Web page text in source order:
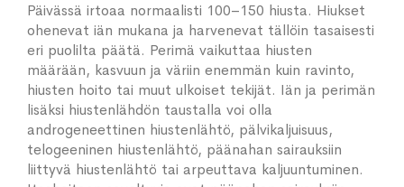
Päivässä irtoaa normaalisti 100–150 hiusta. Hiukset
ohenevat iän mukana ja harvenevat tällöin tasaisesti
eri puolilta päätä. Perimä vaikuttaa hiusten
määrään, kasvuun ja väriin enemmän kuin ravinto,
hiusten hoito tai muut ulkoiset tekijät. Iän ja perimän
lisäksi hiustenlähdön taustalla voi olla
androgeneettinen hiustenlähtö, pälvikaljuisuus,
telogeeninen hiustenlähtö, päänahan sairauksiin
liittyvä hiustenlähtö tai arpeuttava kaljuuntuminen.